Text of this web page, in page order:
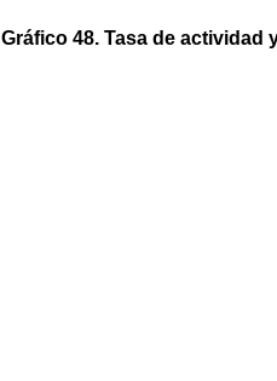
Gráfico 48. Tasa de actividad